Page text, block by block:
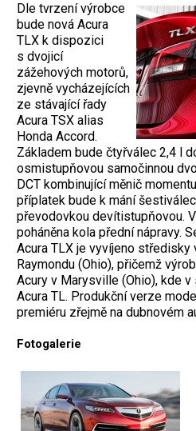
Dle tvrzení výrobce
bude nová Acura
TLX k dispozici
s dvojicí
zážehových motorů,
zjevně vycházejících
ze stávající řady
Acura TSX alias
Honda Accord.
Základem bude čtyřválec 2,4 l
osmistupňovou samočinnou
DCT kombinující měnič
příplatek bude k mání
převodovkou devítistupňovou.
poháněna kola přední nápravy.
Acura TLX je vyvíjeno středisky
Raymondu (Ohio), přičemž
Acury v Marysville (Ohio), kde
Acura TL. Produkční verze
premiéru zřejmě na dubnovém
Fotogalerie